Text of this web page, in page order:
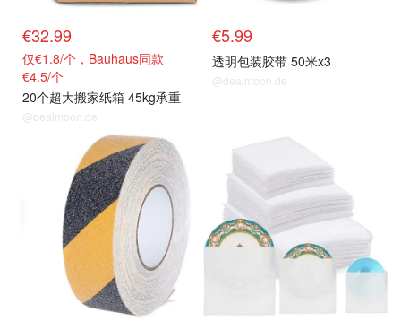
€32.99
仅€1.8/个，Bauhaus同款
€4.5/个
20个超大搬家纸箱 45kg承重
@dealmoon.de
€5.99
透明包装胶带 50米x3
@dealmoon.de